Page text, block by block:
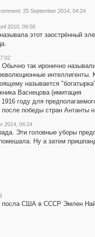
25 September 2014, 04:24
2010, 09:58
этот заострённый
так иронично
интеллигенты.
называется
Васнецова (имитация
году для
после победы стран Антанты
2014, 04:24
Эти головные уборы
Ну а затем
посла США в СССР Эмлен